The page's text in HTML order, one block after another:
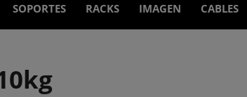
SOPORTES RACKS IMAGEN CABLES